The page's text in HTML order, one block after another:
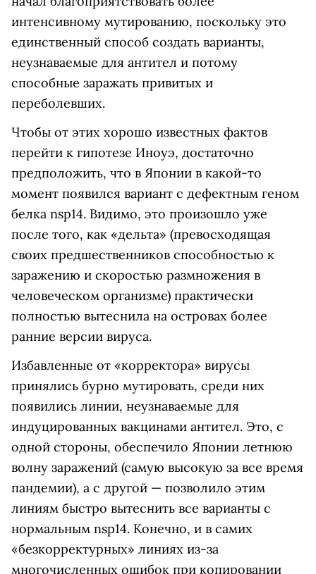
интенсивному мутированию, поскольку это
единственный способ создать варианты,
неузнаваемые для антител и потому
способные заражать привитых и
переболевших.
Чтобы от этих хорошо известных фактов
перейти к гипотезе Иноуэ, достаточно
предположить, что в Японии в какой-то
момент появился вариант с дефектным геном
белка nsp14. Видимо, это произошло уже
после того, как «дельта» (превосходящая
своих предшественников способностью к
заражению и скоростью размножения в
человеческом организме) практически
полностью вытеснила на островах более
ранние версии вируса.
Избавленные от «корректора» вирусы
принялись бурно мутировать, среди них
появились линии, неузнаваемые для
индуцированных вакцинами антител. Это, с
одной стороны, обеспечило Японии летнюю
волну заражений (самую высокую за все время
пандемии), а с другой — позволило этим
линиям быстро вытеснить все варианты с
нормальным nsp14. Конечно, и в самих
«безкорректурных» линиях из-за
многочисленных ошибок при копировании